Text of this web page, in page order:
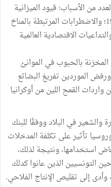
من الأسباب: قيود الميزانية
والتعافي البطيء من جائحة كوفيد-19؛ والاضطرابات المرتبطة بالمناخ
الاقتصادية العالمية
بالحبوب في الموانئ
الموردين تفريغ البضائع
حيث يأتي أكثر من 70٪ من واردات القمح اللين من أوكرانيا
والشعير في البلاد ووفقًا للبنك
تأثير على تكلفة المدخلات
استخدامها، ونتيجة لذلك،
التونسيين الذين عانوا كدلك
إلى تقليص الإنتاج الفلاحي.